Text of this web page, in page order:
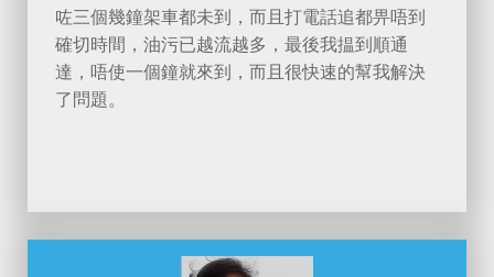
咗三個幾鐘架車都未到，而且打電話追都畀唔到
確切時間，油污已越流越多，最後我揾到順通
達，唔使一個鐘就來到，而且很快速的幫我解決
了問題。